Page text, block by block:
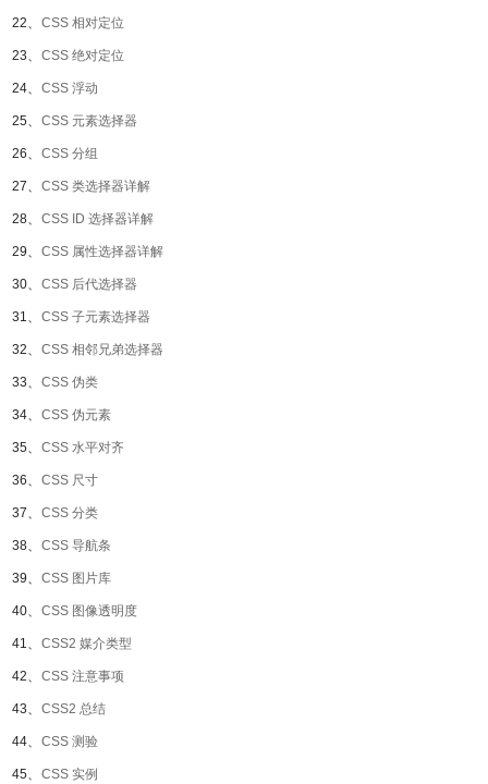
22、 CSS 相对定位
23、 CSS 绝对定位
24、 CSS 浮动
25、 CSS 元素选择器
26、 CSS 分组
27、 CSS 类选择器详解
28、 CSS ID 选择器详解
29、 CSS 属性选择器详解
30、 CSS 后代选择器
31、 CSS 子元素选择器
32、 CSS 相邻兄弟选择器
33、 CSS 伪类
34、 CSS 伪元素
35、 CSS 水平对齐
36、 CSS 尺寸
37、 CSS 分类
38、 CSS 导航条
39、 CSS 图片库
40、 CSS 图像透明度
41、 CSS2 媒介类型
42、 CSS 注意事项
43、 CSS2 总结
44、 CSS 测验
45、 CSS 实例